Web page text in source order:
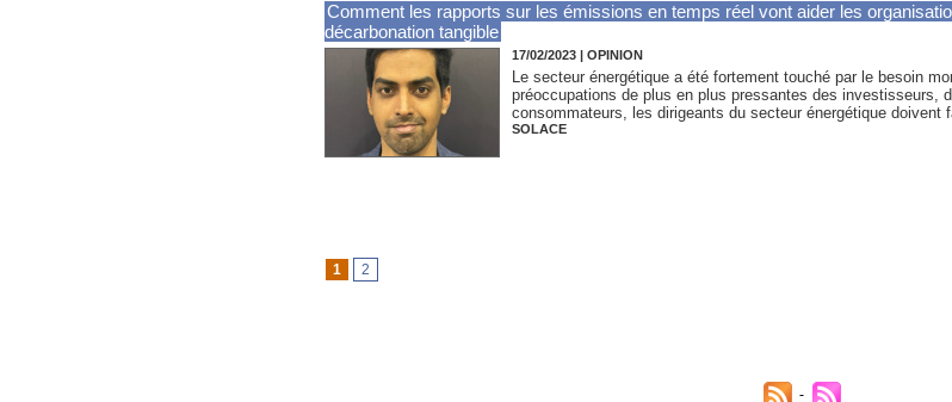
Comment les rapports sur les émissions en temps réel vont aider les
décarbonation tangible
17/02/2023 | OPINION
Le secteur énergétique a été fortement touché par le besoin
préoccupations de plus en plus pressantes des investisseurs,
consommateurs, les dirigeants du secteur énergétique doivent
SOLACE
1 2